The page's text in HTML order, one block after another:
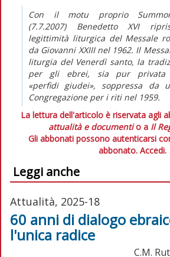
Con il motu proprio
(7.7.2007) Benedetto XVI
legittimità liturgica del Messale
da Giovanni XXIII nel 1962. Il
liturgia del Venerdì santo, la
per gli ebrei, sia pur privata
«perfidi giudei», soppressa da
Congregazione per i riti nel 1959.
La lettura dell'articolo è riservata agli
attualità e documentio a Il
Gli abbonati possono autenticarsi
abbonato. Accedi.
Leggi anche
Attualità, 2025-18
60 anni di dialogo
l'unica radice
C.M.